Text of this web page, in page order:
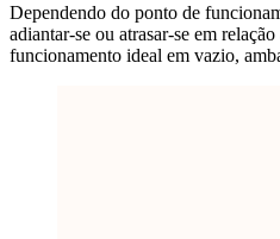
Dependendo do ponto de
adiantar-se ou atrasar-se em
funcionamento ideal em vazio,